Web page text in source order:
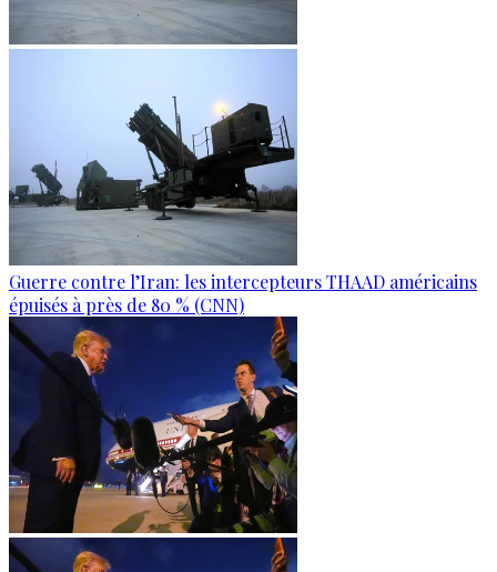
Guerre contre l’Iran: les intercepteurs THAAD américains
épuisés à près de 80 % (CNN)